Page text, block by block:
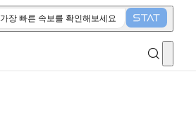
가장 빠른 속보를 확인해보세요